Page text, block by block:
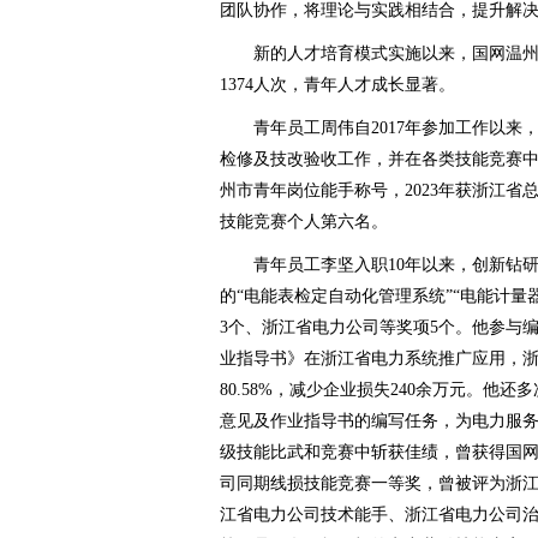
团队协作，将理论与实践相结合，提升解
新的人才培育模式实施以来，国网温州
1374人次，青年人才成长显著。
青年员工周伟自2017年参加工作以来，
检修及技改验收工作，并在各类技能竞赛
州市青年岗位能手称号，2023年获浙江省
技能竞赛个人第六名。
青年员工李坚入职10年以来，创新钻研
的“电能表检定自动化管理系统”“电能计
3个、浙江省电力公司等奖项5个。他参与
业指导书》在浙江省电力系统推广应用，
80.58%，减少企业损失240余万元。他还
意见及作业指导书的编写任务，为电力服
级技能比武和竞赛中斩获佳绩，曾获得国
司同期线损技能竞赛一等奖，曾被评为浙
江省电力公司技术能手、浙江省电力公司